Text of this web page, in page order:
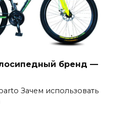
бренд —
Зачем использовать